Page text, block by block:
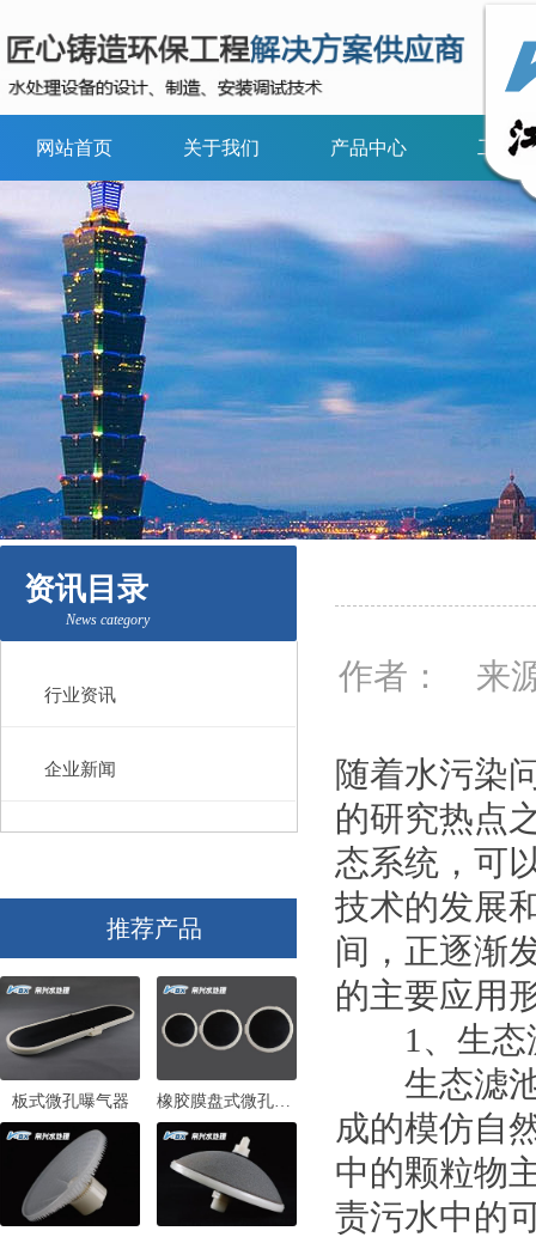
网站首页 关于我们 产品中心 工程
资讯目录
News category
行业资讯
企业新闻
推荐产品
板式微孔曝气器 橡胶膜盘式微孔曝气器
作者： 来
随着水污染
的研究热点
态系统，可
技术的发展
间，正逐渐
的主要应用
1、生态
生态滤池
成的模仿自
中的颗粒物
责污水中的